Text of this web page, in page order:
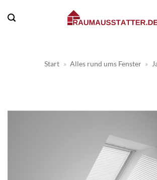
Inhalt
Start » Alles rund ums Fenster »